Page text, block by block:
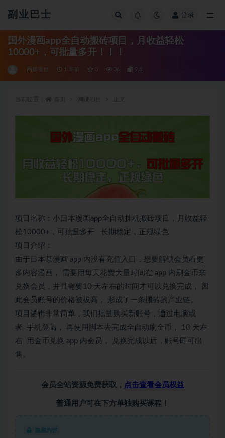
副业巴士 登录
国外漫画app全自动搬砖项目，月收益轻松
10000+，可批量多开！！！
网赚项目 1 年前 0 36 9.8
项目名称：小日本漫画app全自动挂机搬砖项目，月收益轻
松10000+，可批量多开 长期稳定，正规绿色
项目介绍：
由于日本某漫画 app 内没有充值入口，想要解锁会员看更
多内容漫画， 需要用每天花费大量时间在 app 内刷金币来
兑换会员，并且需要10 天左右的时间才可以兑换完成， 因
此会员账号的价格被拔高， 形成了一条搬砖的产业链。
项目逻辑非常简单，我们批量购买新账号，通过电脑或
者 手机登陆， 再使用脚本去完成全自动刷金币， 10 天左
右 用金币兑换 app 内会员， 兑换完成以后，账号即可出
售。​
会员全站资源免费获取， 点击查看会员权益
普通用户可在下方单独购买课程！
隐藏内容